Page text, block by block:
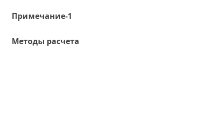
Примечание-1
Методы расчета